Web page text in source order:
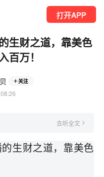
打开APP
生财之道，靠美色
百万！
关注
去听全文